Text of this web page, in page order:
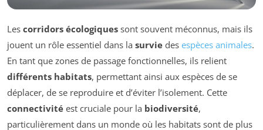
Les corridors écologiques sont souvent méconnus, mais ils
jouent un rôle essentiel dans la survie des espèces animales.
En tant que zones de passage fonctionnelles, ils relient
différents habitats, permettant ainsi aux espèces de se
déplacer, de se reproduire et d’éviter l’isolement. Cette
connectivité est cruciale pour la biodiversité,
particulièrement dans un monde où les habitats sont de plus